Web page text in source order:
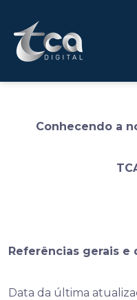
Conhecendo a
Referências gerais e
Data da última